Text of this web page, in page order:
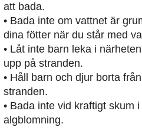
att bada.
• Bada inte om vattnet är
dina fötter när du står med
• Låt inte barn leka i
upp på stranden.
• Håll barn och djur borta
stranden.
• Bada inte vid kraftigt skum
algblomning.